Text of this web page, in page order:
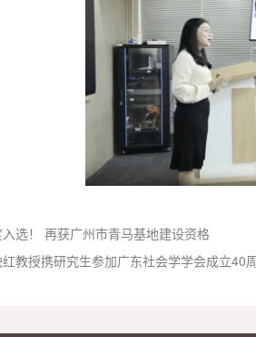
选！ 再获广州市青马基地建设资格
教授携研究生参加广东社会学学会成立40